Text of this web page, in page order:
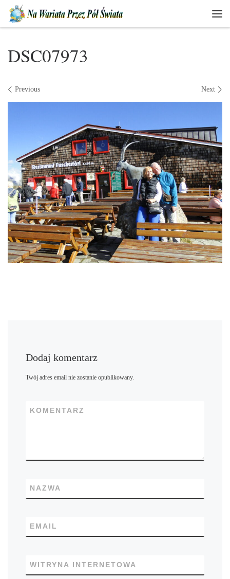
Skip to content
DSC07973
Images navigation
Previous Next
Dodaj komentarz
Twój adres email nie zostanie opublikowany.
KOMENTARZ
NAZWA
EMAIL
WITRYNA INTERNETOWA